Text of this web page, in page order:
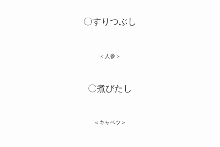
〇すりつぶし
＜人参＞
〇煮びたし
＜キャベツ＞